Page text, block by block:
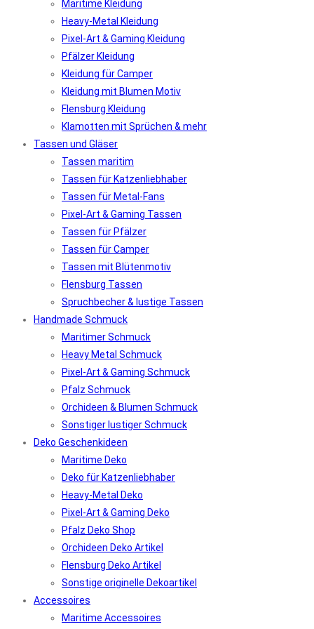
Maritime Kleidung
Heavy-Metal Kleidung
Pixel-Art & Gaming Kleidung
Pfälzer Kleidung
Kleidung für Camper
Kleidung mit Blumen Motiv
Flensburg Kleidung
Klamotten mit Sprüchen & mehr
Tassen und Gläser
Tassen maritim
Tassen für Katzenliebhaber
Tassen für Metal-Fans
Pixel-Art & Gaming Tassen
Tassen für Pfälzer
Tassen für Camper
Tassen mit Blütenmotiv
Flensburg Tassen
Spruchbecher & lustige Tassen
Handmade Schmuck
Maritimer Schmuck
Heavy Metal Schmuck
Pixel-Art & Gaming Schmuck
Pfalz Schmuck
Orchideen & Blumen Schmuck
Sonstiger lustiger Schmuck
Deko Geschenkideen
Maritime Deko
Deko für Katzenliebhaber
Heavy-Metal Deko
Pixel-Art & Gaming Deko
Pfalz Deko Shop
Orchideen Deko Artikel
Flensburg Deko Artikel
Sonstige originelle Dekoartikel
Accessoires
Maritime Accessoires